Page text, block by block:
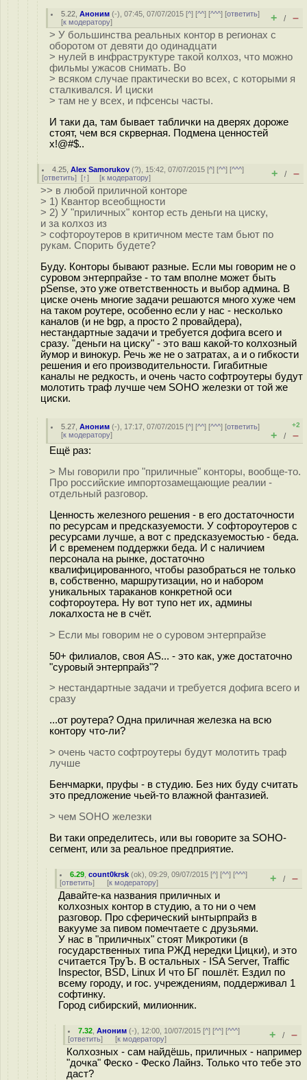
5.22 ,Аноним (-), 07:45, 07/07/2015 [^] [^^] [^^^] [ответить]
[к модератору] + / –
> У большинства реальных контор в регионах с
оборотом от девяти до одинадцати
> нулей в инфраструктуре такой колхоз, что можно
фильмы ужасов снимать. Во
> всяком случае практически во всех, с которыми я
сталкивался. И циски
> там не у всех, и пфсенсы часты.
И таки да, там бывает таблички на дверях дороже
стоят, чем вся скрверная. Подмена ценностей
х!@#$..
4.25 ,Alex Samorukov (?), 15:42, 07/07/2015 [^] [^^] [^^^]
[ответить] [↑] [к модератору] + / –
>> в любой приличной конторе
> 1) Квантор всеобщности
> 2) У "приличных" контор есть деньги на циску,
и за колхоз из
> софтороутеров в критичном месте там бьют по
рукам. Спорить будете?
Буду. Конторы бывают разные. Если мы говорим не о
суровом энтерпрайзе - то там вполне может быть
pSense, это уже ответственность и выбор админа. В
циске очень многие задачи решаются много хуже чем
на таком роутере, особенно если у нас - несколько
каналов (и не bgp, а просто 2 провайдера),
нестандартные задачи и требуется дофига всего и
сразу. "деньги на циску" - это ваш какой-то колхозный
йумор и винокур. Речь же не о затратах, а и о гибкости
решения и его производительности. Гигабитные
каналы не редкость, и очень часто софтроутеры будут
молотить траф лучше чем SOHO железки от той же
циски.
5.27 ,Аноним (-), 17:17, 07/07/2015 [^] [^^] [^^^] [ответить]
[к модератору]
+2
+ / –
Ещё раз:
> Мы говорили про "приличные" конторы, вообще-то.
Про российские импортозамещающие реалии -
отдельный разговор.
Ценность железного решения - в его достаточности
по ресурсам и предсказуемости. У софтороутеров с
ресурсами лучше, а вот с предсказуемостью - беда.
И с временем поддержки беда. И с наличием
персонала на рынке, достаточно
квалифицированного, чтобы разобраться не только
в, собственно, маршрутизации, но и набором
уникальных тараканов конкретной оси
софтороутера. Ну вот тупо нет их, админы
локалхоста не в счёт.
> Если мы говорим не о суровом энтерпрайзе
50+ филиалов, своя AS... - это как, уже достаточно
"суровый энтерпрайз"?
> нестандартные задачи и требуется дофига всего и
сразу
...от роутера? Одна приличная железка на всю
контору что-ли?
> очень часто софтроутеры будут молотить траф
лучше
Бенчмарки, пруфы - в студию. Без них буду считать
это предложение чьей-то влажной фантазией.
> чем SOHO железки
Ви таки определитесь, или вы говорите за SOHO-
сегмент, или за реальное предприятие.
6.29 ,count0krsk (ok), 09:29, 09/07/2015 [^] [^^] [^^^]
[ответить] [к модератору] + / –
Давайте-ка названия приличных и
колхозных контор в студию, а то ни о чем
разговор. Про сферический ынтырпрайз в
вакууме за пивом помечтаете с друзьями.
У нас в "приличных" стоят Микротики (в
государственных типа РЖД нередки Цицки), и это
считается ТруЪ. В остальных - ISA Server, Traffic
Inspector, BSD, Linux И что БГ пошлёт. Ездил по
всему городу, и гос. учреждениям, поддерживал 1
софтинку.
Город сибирский, милионник.
7.32 ,Аноним (-), 12:00, 10/07/2015 [^] [^^] [^^^]
[ответить] [к модератору] + / –
Колхозных - сам найдёшь, приличных - например
"дочка" Феско - Феско Лайнз. Только что тебе это
даст?